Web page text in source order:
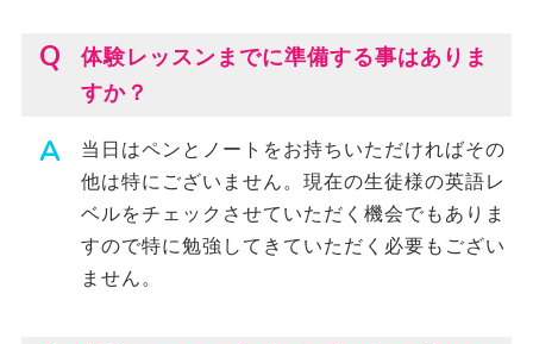
体験レッスンまでに準備する事はありま
すか？
当日はペンとノートをお持ちいただければその
他は特にございません。現在の生徒様の英語レ
ベルをチェックさせていただく機会でもありま
すので特に勉強してきていただく必要もござい
ません。